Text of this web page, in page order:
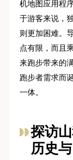
机地图应用程
于游客来说，
则更加困难。
点有限，而且
来跑步带来的
跑步者需求而
一体。
探访
历史